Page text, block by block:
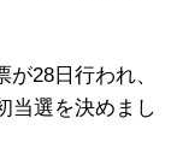
28日行われ、
当選を決めまし